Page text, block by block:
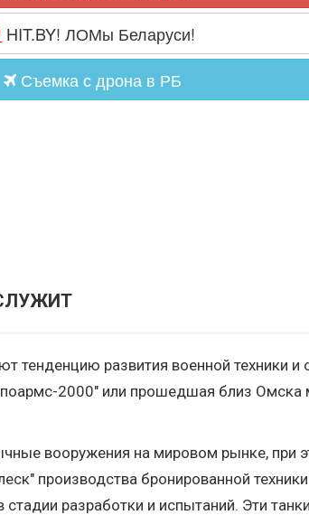
HIT.BY! ЛОМы Беларуси!
Съемка с дрона в РБ
развития военной техники и
2000" или прошедшая близ
вооружения на мировом рынке, при
производства бронированной
разработки и испытаний. Эти